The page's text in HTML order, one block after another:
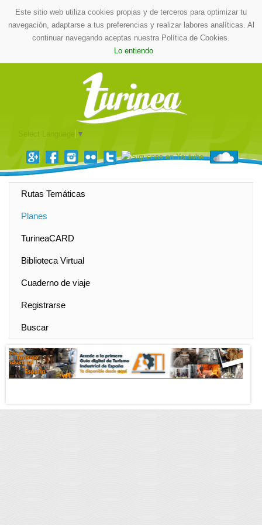
Este sitio web utiliza cookies propias y de terceros para optimizar tu
navegación, adaptarse a tus preferencias y realizar labores analíticas. Al
continuar navegando aceptas nuestra Política de Cookies.
Lo entiendo
▼
Rutas Temáticas
Planes
TurineaCARD
Biblioteca Virtual
Cuaderno de viaje
Registrarse
Buscar